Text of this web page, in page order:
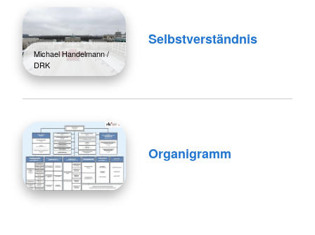
Michael Handelmann /
DRK
Selbstverständnis
Organigramm